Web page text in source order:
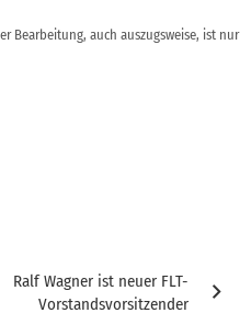
Bearbeitung, auch auszugsweise, ist nur
Ralf Wagner ist neuer FLT-
Vorstandsvorsitzender